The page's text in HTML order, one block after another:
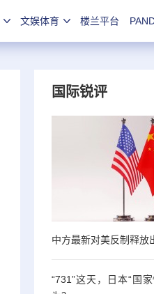
文娱体育 楼兰平台
国际锐评
中方最新对美反制释放
“731”这天，日本“国